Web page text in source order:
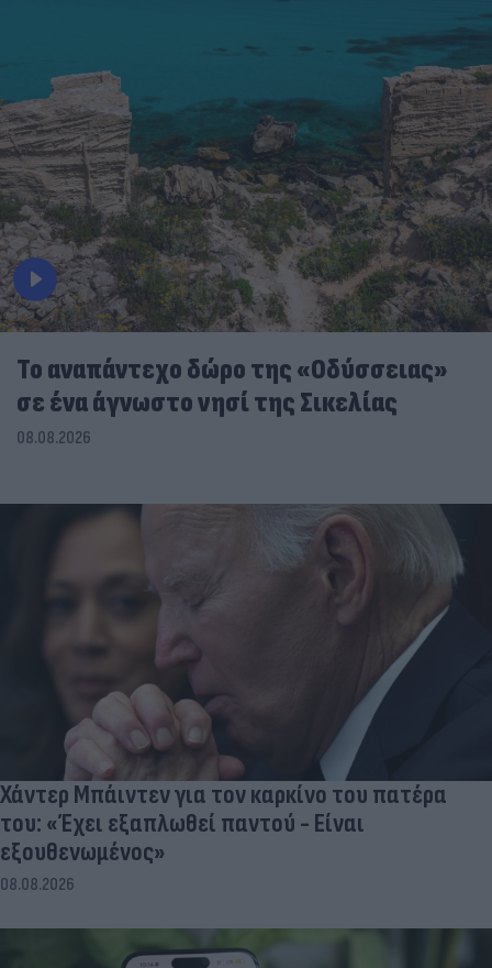
To αναπάντεχο δώρο της «Οδύσσειας»
σε ένα άγνωστο νησί της Σικελίας
08.08.2026
Χάντερ Μπάιντεν για τον καρκίνο του πατέρα
του: «Έχει εξαπλωθεί παντού - Είναι
εξουθενωμένος»
08.08.2026